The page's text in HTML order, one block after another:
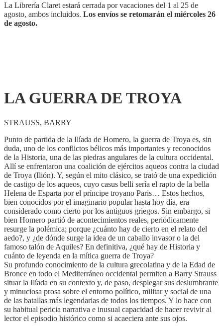
La Librería Claret estará cerrada por vacaciones del 1 al 25 de
agosto, ambos incluidos. Los envíos se retomarán el miércoles 26
de agosto.
LA GUERRA DE TROYA
STRAUSS, BARRY
Punto de partida de la Ilíada de Homero, la guerra de Troya es, sin
duda, uno de los conflictos bélicos más importantes y reconocidos
de la Historia, una de las piedras angulares de la cultura occidental.
Allí se enfrentaron una coalición de ejércitos aqueos contra la ciudad
de Troya (Ilión). Y, según el mito clásico, se trató de una expedición
de castigo de los aqueos, cuyo casus belli sería el rapto de la bella
Helena de Esparta por el príncipe troyano Paris… Estos hechos,
bien conocidos por el imaginario popular hasta hoy día, era
considerado como cierto por los antiguos griegos. Sin embargo, si
bien Homero partió de acontecimientos reales, periódicamente
resurge la polémica; porque ¿cuánto hay de cierto en el relato del
aedo?, y ¿de dónde surge la idea de un caballo invasor o la del
famoso talón de Aquiles? En definitiva, ¿qué hay de Historia y
cuánto de leyenda en la mítica guerra de Troya?
Su profundo conocimiento de la cultura grecolatina y de la Edad de
Bronce en todo el Mediterráneo occidental permiten a Barry Strauss
situar la Ilíada en su contexto y, de paso, desplegar sus deslumbrante
y minuciosa prosa sobre el entorno político, militar y social de una
de las batallas más legendarias de todos los tiempos. Y lo hace con
su habitual pericia narrativa e inusual capacidad de hacer revivir al
lector el episodio histórico como si acaeciera ante sus ojos.